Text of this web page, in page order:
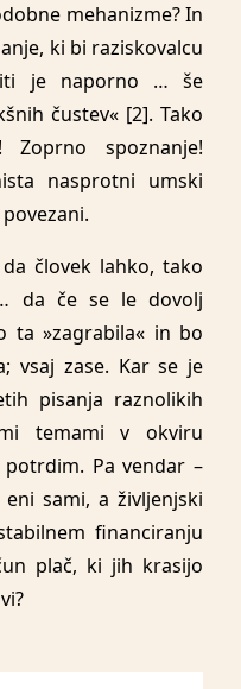
mehanizme? In
ki bi raziskovalcu
je naporno … še
čustev« [2]. Tako
spoznanje!
nasprotni umski
človek lahko, tako
da če se le dovolj
ta »zagrabila« in bo
vsaj zase. Kar se je
pisanja raznolikih
temami v okviru
Pa vendar –
sami, a življenjski
financiranju
plač, ki jih krasijo